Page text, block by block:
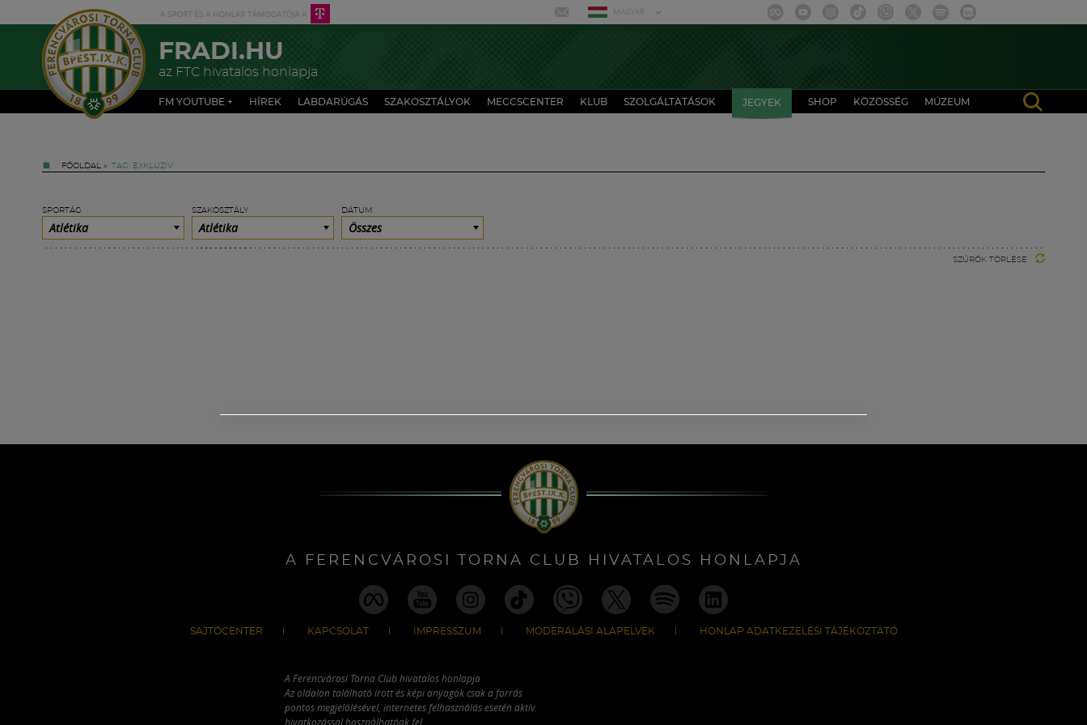
MAGYAR
FRADI.HU
az FTC hivatalos honlapja
FM YOUTUBE + HÍREK LABDARÚGÁS SZAKOSZTÁLYOK MECCSCENTER KLUB SZOLGÁLTATÁSOK JEGYEK SHOP KÖZÖSSÉG MÚZEUM
FŐOLDAL » TAG: EXKLUZÍV
SPORTÁG
Atlétika
SZAKOSZTÁLY
Atlétika
DÁTUM
Összes
SZŰRŐK TÖRLÉSE
A FERENCVÁROSI TORNA CLUB HIVATALOS HONLAPJA
SAJTÓCENTER KAPCSOLAT IMPRESSZUM MODERÁLÁSI ALAPELVEK HONLAP ADATKEZELÉSI TÁJÉKOZTATÓ
A Ferencvárosi Torna Club hivatalos honlapja
Az oldalon található írott és képi anyagok csak a forrás
pontos megjelölésével, internetes felhasználás esetén aktív
hivatkozással használhatóak fel.